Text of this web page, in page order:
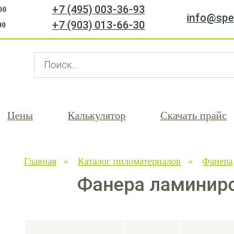
+7 (495) 003-36-93
+7 (903) 013-66-30
Цены Калькулятор Скачать прайс
Главная » Каталог пиломатериалов » Фанера
Фанера